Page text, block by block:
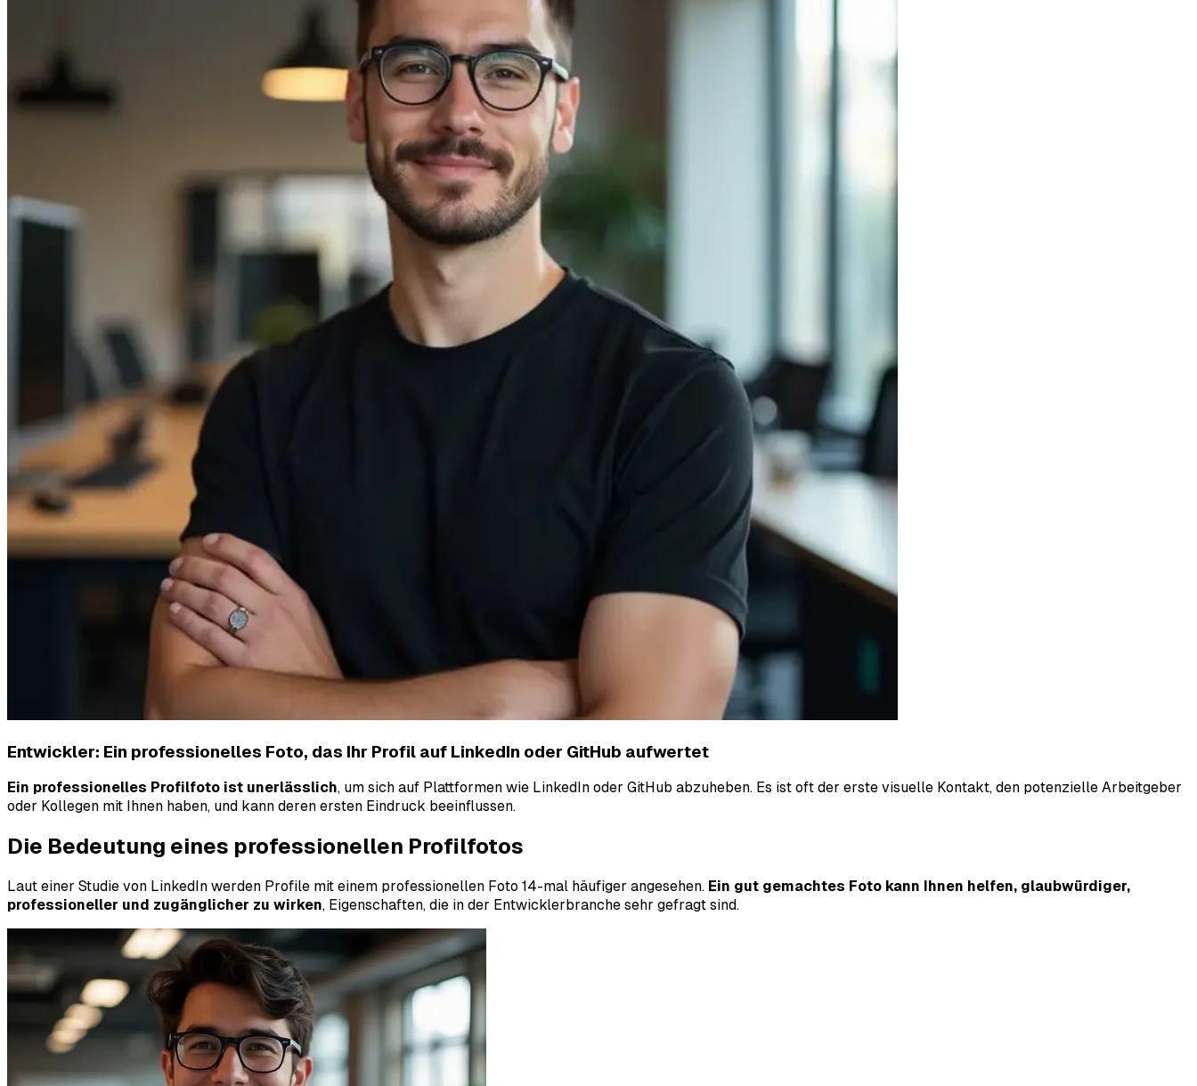
Entwickler: Ein professionelles Foto, das Ihr Profil auf LinkedIn oder GitHub aufwertet
Ein professionelles Profilfoto ist unerlässlich, um sich auf Plattformen wie LinkedIn oder GitHub abzuheben. Es ist oft der erste visuelle Kontakt, den potenzielle Arbeitgeber
oder Kollegen mit Ihnen haben, und kann deren ersten Eindruck beeinflussen.
Die Bedeutung eines professionellen Profilfotos
Laut einer Studie von LinkedIn werden Profile mit einem professionellen Foto 14-mal häufiger angesehen. Ein gut gemachtes Foto kann Ihnen helfen, glaubwürdiger,
professioneller und zugänglicher zu wirken, Eigenschaften, die in der Entwicklerbranche sehr gefragt sind.